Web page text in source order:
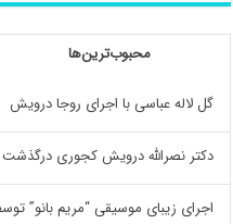
محبوب‌ترین‌ها
گل لاله عباسی با اجرای روجا درویش
دکتر نصرالله درویش کجوری درگذشت
اجرای زیبای موسیقی “مریم بانو”